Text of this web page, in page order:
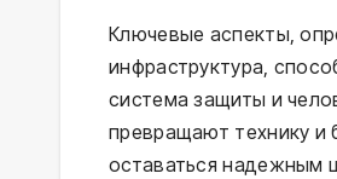
Ключевые аспекты,
инфраструктура,
система защиты и
превращают технику и
оставаться надежным